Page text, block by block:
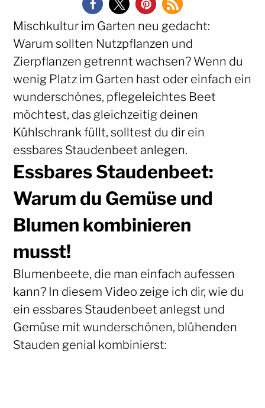
Mischkultur im Garten neu gedacht:
Warum sollten Nutzpflanzen und
Zierpflanzen getrennt wachsen? Wenn du
wenig Platz im Garten hast oder einfach ein
wunderschönes, pflegeleichtes Beet
möchtest, das gleichzeitig deinen
Kühlschrank füllt, solltest du dir ein
essbares Staudenbeet anlegen.
Essbares Staudenbeet:
Warum du Gemüse und
Blumen kombinieren
musst!
Blumenbeete, die man einfach aufessen
kann? In diesem Video zeige ich dir, wie du
ein essbares Staudenbeet anlegst und
Gemüse mit wunderschönen, blühenden
Stauden genial kombinierst: